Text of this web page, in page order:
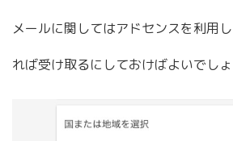
メールに関してはアドセンスを利用
れば受け取るにしておけばよいでしょ